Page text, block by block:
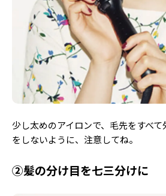
少し太めのアイロンで、毛先をすべ
をしないように、注意してね。
②髪の分け目を七三分けに